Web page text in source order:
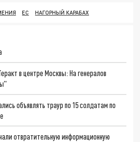
ЕС НАГОРНЫЙ КАРАБАХ
в центре Москвы: На генералов
объявлять траур по 15 солдатам по
отвратительную информационную